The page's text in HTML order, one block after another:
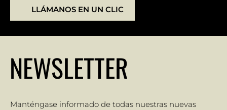
LLÁMANOS EN UN CLIC
NEWSLETTER
Manténgase informado de todas nuestras nuevas